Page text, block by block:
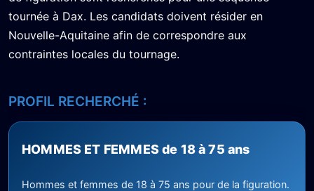
tournée à Dax. Les candidats doivent résider en
Nouvelle-Aquitaine afin de correspondre aux
contraintes locales du tournage.
PROFIL RECHERCHÉ :
HOMMES ET FEMMES de 18 à 75 ans
Hommes et femmes de 18 à 75 ans pour de la figuration.